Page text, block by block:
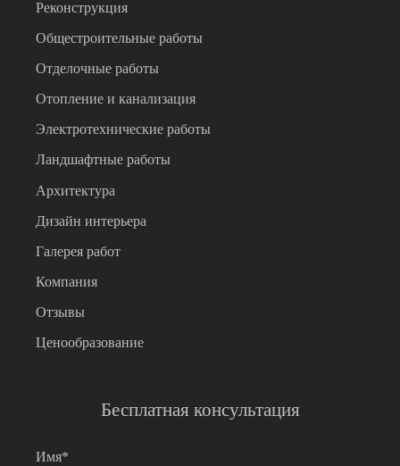
Реконструкция
Общестроительные работы
Отделочные работы
Отопление и канализация
Электротехнические работы
Ландшафтные работы
Архитектура
Дизайн интерьера
Галерея работ
Компания
Отзывы
Ценообразование
Бесплатная консультация